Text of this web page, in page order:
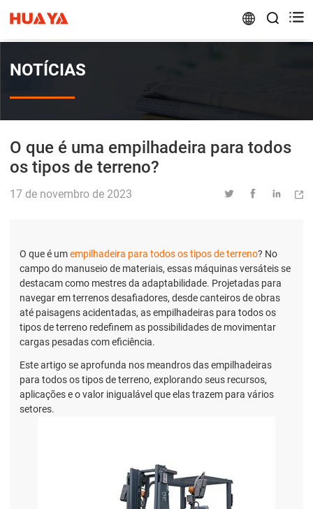
 
NOTÍCIAS
O que é uma empilhadeira para todos
os tipos de terreno?
17 de novembro de 2023    
O que é umempilhadeira para todos os tipos de terreno? No
campo do manuseio de materiais, essas máquinas versáteis se
destacam como mestres da adaptabilidade. Projetadas para
navegar em terrenos desafiadores, desde canteiros de obras
até paisagens acidentadas, as empilhadeiras para todos os
tipos de terreno redefinem as possibilidades de movimentar
cargas pesadas com eficiência.
Este artigo se aprofunda nos meandros das empilhadeiras
para todos os tipos de terreno, explorando seus recursos,
aplicações e o valor inigualável que elas trazem para vários
setores.